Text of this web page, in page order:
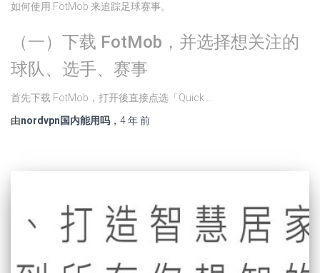
如何使用 FotMob 来追踪足球赛事。
（一）下载 FotMob，并选择想关注的
球队、选手、赛事
首先下载 FotMob，打开後直接点选「Quick …
由nordvpn国内能用吗 ， 4 年前